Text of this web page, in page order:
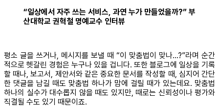
“일상에서 자주 쓰는 서비스, 과연 누가 만들었을까?” 부
산대학교 권혁철 명예교수 인터뷰
평소 글을 쓰거나, 메시지를 보낼 때 “이 맞춤법이 맞나…?”라며 순간
적으로 헷갈린 경험은 누구나 있을 겁니다. 또한 블로그에 일상을 기록
할 때나, 보고서, 제안서와 같은 중요한 문서를 작성할 때, 심지어 간단
한 댓글을 남길 때도 맞춤법 하나가 맘에 걸릴 때가 있는데요. 맞춤법
하나의 실수가 대수롭지 않을 때도 있지만, 때로는 신뢰성이나 평가와
직결될 수도 있기 때문이죠.